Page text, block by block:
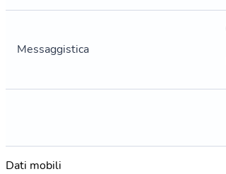
Messaggistica
Dati mobili